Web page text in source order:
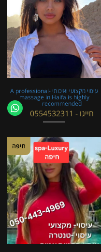
עיסוי מקצועי ואיכותי -A professional
massage in Haifa is highly
recommended
חייגו - 0554532311
חיפה